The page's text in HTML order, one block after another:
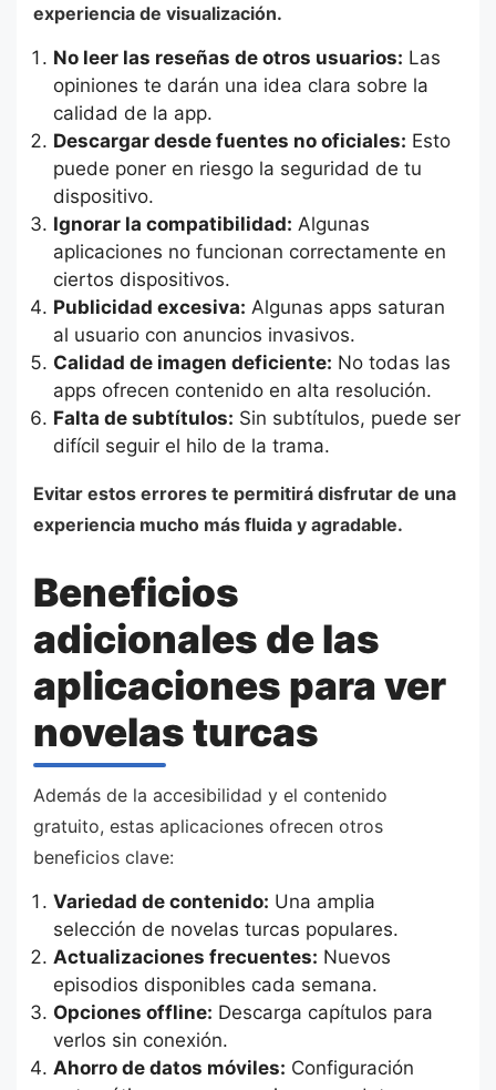
experiencia de visualización.
No leer las reseñas de otros usuarios: Las
opiniones te darán una idea clara sobre la
calidad de la app.
Descargar desde fuentes no oficiales: Esto
puede poner en riesgo la seguridad de tu
dispositivo.
Ignorar la compatibilidad: Algunas
aplicaciones no funcionan correctamente en
ciertos dispositivos.
Publicidad excesiva: Algunas apps saturan
al usuario con anuncios invasivos.
Calidad de imagen deficiente: No todas las
apps ofrecen contenido en alta resolución.
Falta de subtítulos: Sin subtítulos, puede ser
difícil seguir el hilo de la trama.
Evitar estos errores te permitirá disfrutar de una
experiencia mucho más fluida y agradable.
Beneficios
adicionales de las
aplicaciones para ver
novelas turcas
Además de la accesibilidad y el contenido
gratuito, estas aplicaciones ofrecen otros
beneficios clave:
Variedad de contenido: Una amplia
selección de novelas turcas populares.
Actualizaciones frecuentes: Nuevos
episodios disponibles cada semana.
Opciones offline: Descarga capítulos para
verlos sin conexión.
Ahorro de datos móviles: Configuración